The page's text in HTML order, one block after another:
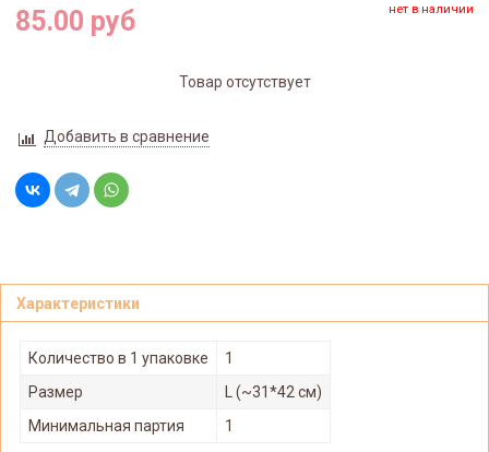
85.00 руб нет в наличии
Товар отсутствует
Добавить в сравнение
Характеристики
Количество в 1 упаковке
1
Размер
L (~31*42 см)
Минимальная партия
1